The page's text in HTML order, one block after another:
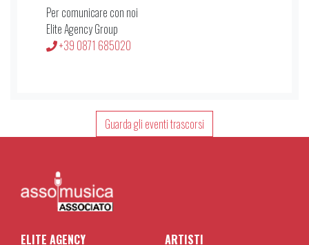
Per comunicare con noi
Elite Agency Group
+39 0871 685020
Guarda gli eventi trascorsi
ELITE AGENCY ARTISTI